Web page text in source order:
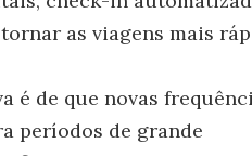
as viagens mais
é de que novas
períodos de grande